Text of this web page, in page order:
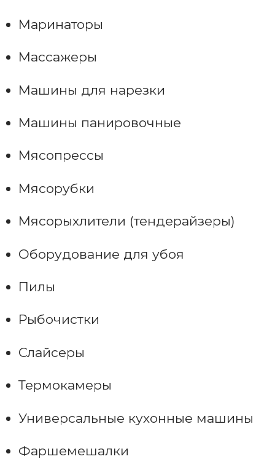
Маринаторы
Массажеры
Машины для нарезки
Машины панировочные
Мясопрессы
Мясорубки
Мясорыхлители (тендерайзеры)
Оборудование для убоя
Пилы
Рыбочистки
Слайсеры
Термокамеры
Универсальные кухонные машины
Фаршемешалки